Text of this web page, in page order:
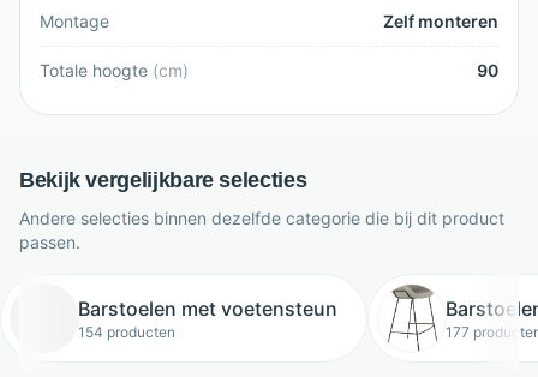
Montage Zelf monteren
Totale hoogte (cm) 90
Bekijk vergelijkbare selecties
Andere selecties binnen dezelfde categorie die bij dit product
passen.
Barstoelen met voetensteun
154 producten 177